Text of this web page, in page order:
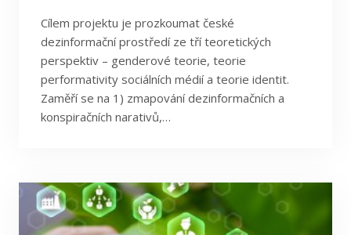
Cílem projektu je prozkoumat české
dezinformační prostředí ze tří teoretických
perspektiv – genderové teorie, teorie
performativity sociálních médií a teorie identit.
Zaměří se na 1) zmapování dezinformačních a
konspiračních narativů,…